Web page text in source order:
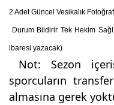
2 Adet Güncel Vesikalık Fotoğraf
Durum Bildirir Tek Hekim
ibaresi yazacak)
Not: Sezon
sporcuların
almasına gerek